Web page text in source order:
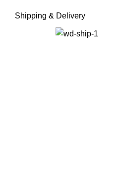
Shipping & Delivery